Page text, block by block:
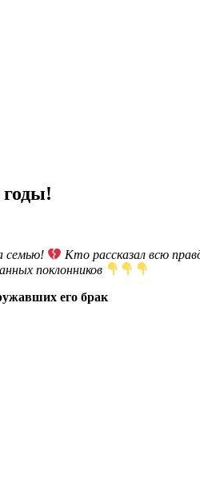
семью!
Кто рассказал всю
поклонников
его брак